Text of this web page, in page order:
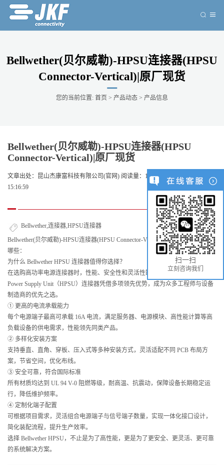
Bellwether(贝尔威勒)-HPSU连接器(HPSU
Connector-Vertical)|原厂现货
您的当前位置: 首页 > 产品动态 > 产品信息
Bellwether(贝尔威勒)-HPSU连接器(HPSU
Connector-Vertical)|原厂现货
文章出处： 昆山杰康富科技有限公司(官网) 阅读量： 136发表时间：2025-06-07
15:16:59
0
Bellwether,连接器,HPSU连接器
Bellwether(贝尔威勒)-HPSU连接器(HPSU Connector-Vertical)是什么以及特点有
哪些：
为什么 Bellwether HPSU 连接器值得你选择？
在选购高功率电源连接器时，性能、安全性和灵活性缺一不可。Bellwether High
Power Supply Unit（HPSU）连接器凭借多项领先优势，成为众多工程师与设备
制造商的优先之选。
① 更高的电流承载能力
每个电源端子最高可承载 16A 电流，满足服务器、电源模块、高性能计算等高
负载设备的供电需求，性能领先同类产品。
② 多样化安装方案
支持垂直、直角、穿板、压入式等多种安装方式，灵活适配不同 PCB 布局方
案，节省空间，优化布线。
③ 安全可靠，符合国际标准
所有材质均达到 UL 94 V-0 阻燃等级，耐高温、抗震动，保障设备长期稳定运
行，降低维护频率。
④ 定制化端子配置
可根据项目需求，灵活组合电源端子与信号端子数量，实现一体化接口设计，
简化装配流程，提升生产效率。
选择 Bellwether HPSU，不止是为了高性能，更是为了更安全、更灵活、更可靠
的系统解决方案。
扫一扫
立刻咨询我们